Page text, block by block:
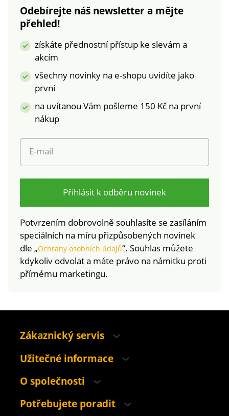
Odebírejte náš newsletter a mějte
přehled!
získáte přednostní přístup ke slevám a
akcím
všechny novinky na e-shopu uvidíte jako
první
na uvítanou Vám pošleme 150 Kč na první
nákup
E-mail
Přihlásit k odběru novinek
Potvrzením dobrovolně souhlasíte se zasíláním
speciálních na míru přizpůsobených novinek
dle „Ochrany osobních údajů“. Souhlas můžete
kdykoliv odvolat a máte právo na námitku proti
přímému marketingu.
Zákaznický servis
Užitečné informace
O společnosti
Potřebujete poradit